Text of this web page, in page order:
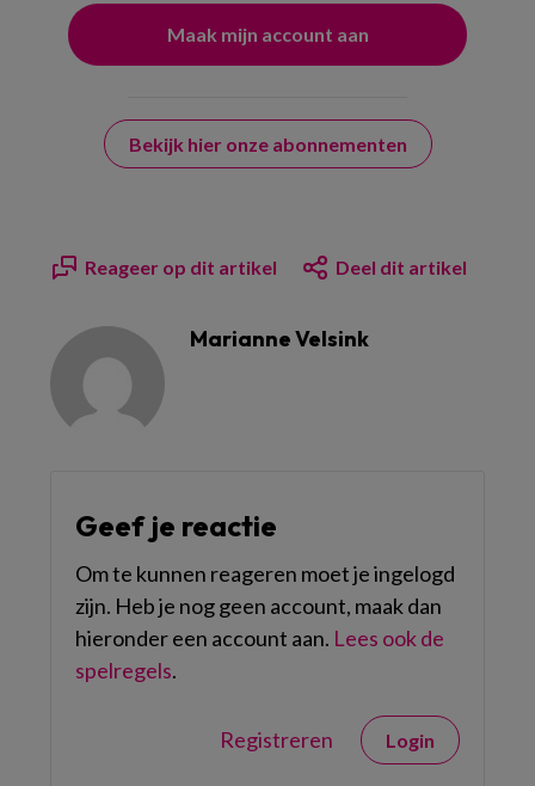
Bekijk hier onze abonnementen
Reageer op dit artikel Deel dit artikel
Marianne Velsink
Geef je reactie
Om te kunnen reageren moet je ingelogd
zijn. Heb je nog geen account, maak dan
hieronder een account aan. Lees ook de
spelregels.
Registreren Login